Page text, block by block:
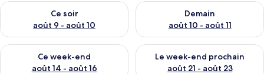
Ce soir
août 9 - août 10
Vérifier la disponibilité pour ce soir août 9 - août 10
Demain
août 10 - août 11
Vérifier la disponibilité pour
Ce week-end
août 14 - août 16
Vérifier la disponibilité pour ce week-end août 14 - août 16
Le week-end prochain
août 21 - août 23
Vérifier la disponibilité pour